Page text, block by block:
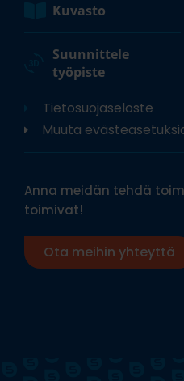
Kuvasto
Suunnittele
työpiste
Tietosuojaseloste
Muuta
Anna meidän tehdä
toimivat!
Ota meihin yhteyttä